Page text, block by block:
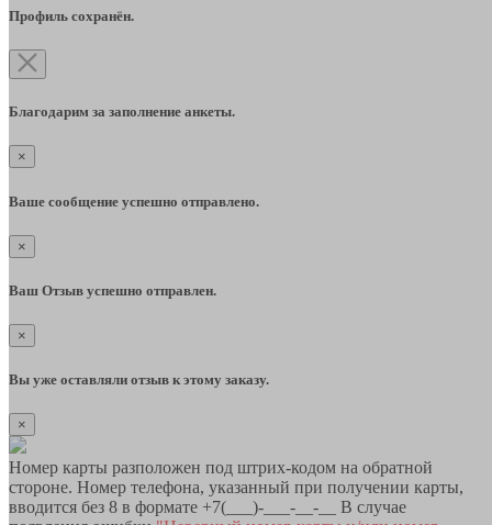
Профиль сохранён.
Благодарим за заполнение анкеты.
×
Ваше сообщение успешно отправлено.
×
Ваш Отзыв успешно отправлен.
×
Вы уже оставляли отзыв к этому заказу.
×
Номер карты разположен под штрих-кодом на обратной
стороне. Номер телефона, указанный при получении карты,
вводится без 8 в формате +7(___)-___-__-__ В случае